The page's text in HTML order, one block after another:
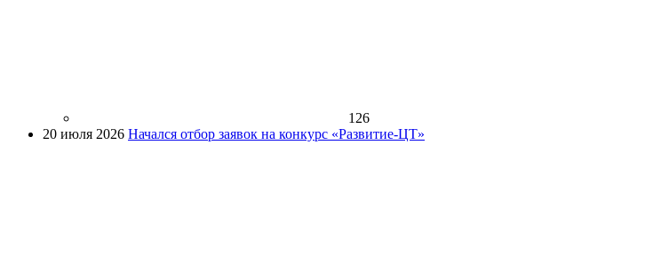
126
20 июля 2026 Начался отбор заявок на конкурс «Развитие-ЦТ»